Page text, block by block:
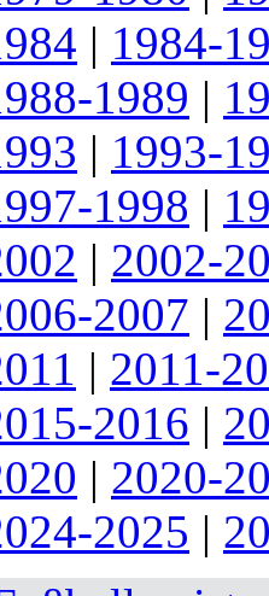
| 1984-
1989 |
| 1993-
1998 |
| 2002-
2007 |
| 2011-
2016 |
| 2020-
2025 |